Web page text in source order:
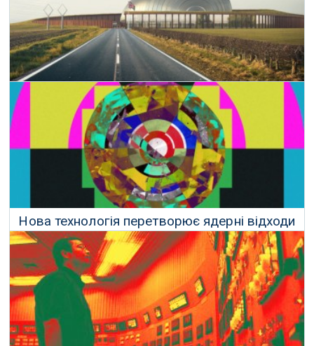
Ролс-Ройс будує крихітні ядерні реактори
26 Січня 2020 р.
Нова технологія перетворює ядерні відходи
в «алмазні батареї»
23 Січня 2020 р.